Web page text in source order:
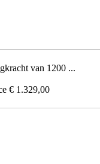
van 1200 ...
€ 1.329,00